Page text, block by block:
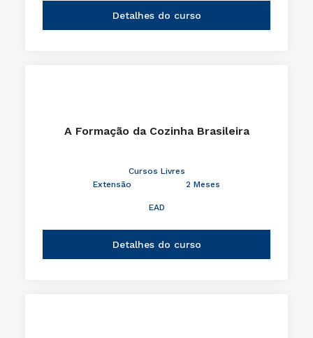
Detalhes do curso
A Formação da Cozinha Brasileira
Cursos Livres
Extensão
2 Meses
EAD
Detalhes do curso